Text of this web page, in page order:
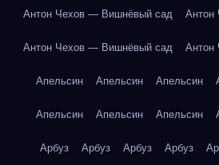
Антон Чехов — Вишнёвый сад Антон
Антон Чехов — Вишнёвый сад Антон
Апельсин Апельсин Апельсин
Апельсин Апельсин Апельсин
Арбуз Арбуз Арбуз Арбуз